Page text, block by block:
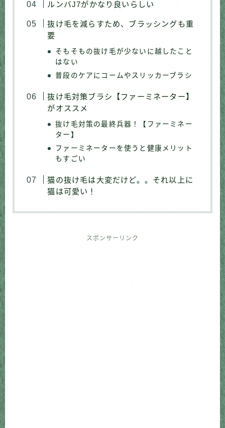
ルンバJ7がかなり良いらしい
抜け毛を減らすため、ブラッシングも重
要
そもそもの抜け毛が少ないに越したこと
はない
普段のケアにコームやスリッカーブラシ
抜け毛対策ブラシ【ファーミネーター】
がオススメ
抜け毛対策の最終兵器！【ファーミネー
ター】
ファーミネーターを使うと健康メリット
もすごい
猫の抜け毛は大変だけど。。それ以上に
猫は可愛い！
スポンサーリンク